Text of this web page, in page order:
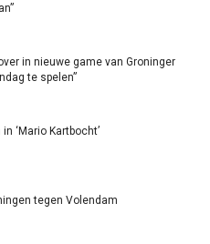
in nieuwe game van Groninger
te spelen”
‘Mario Kartbocht’
tegen Volendam